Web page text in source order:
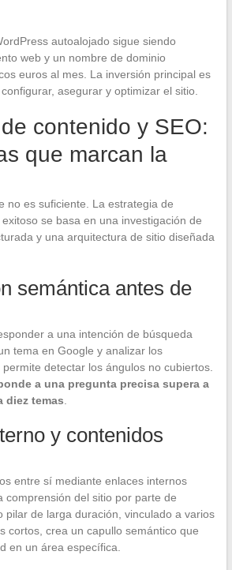
autoalojado sigue siendo
web y un nombre de dominio
euros al mes. La inversión principal es
asegurar y optimizar el sitio.
contenido y SEO:
que marcan la
no es suficiente. La estrategia de
se basa en una investigación de
y una arquitectura de sitio diseñada
semántica antes de
a una intención de búsqueda
tema en Google y analizar los
detectar los ángulos no cubiertos.
a una pregunta precisa supera a
diez temas.
y contenidos
entre sí mediante enlaces internos
comprensión del sitio por parte de
pilar de larga duración, vinculado a varios
cortos, crea un capullo semántico que
en un área específica.